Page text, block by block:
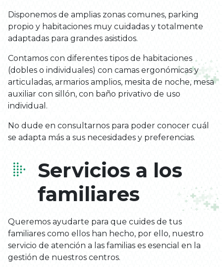
Disponemos de amplias zonas comunes, parking
propio y habitaciones muy cuidadas y totalmente
adaptadas para grandes asistidos.
Contamos con diferentes tipos de habitaciones
(dobles o individuales) con camas ergonómicas y
articuladas, armarios amplios, mesita de noche, mesa
auxiliar con sillón, con baño privativo de uso
individual.
No dude en consultarnos para poder conocer cuál
se adapta más a sus necesidades y preferencias.
Servicios a los
familiares
Queremos ayudarte para que cuides de tus
familiares como ellos han hecho, por ello, nuestro
servicio de atención a las familias es esencial en la
gestión de nuestros centros.